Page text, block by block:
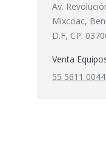
Av.
Mixcoac,
D.F, CP.
Venta
55 5611 0044